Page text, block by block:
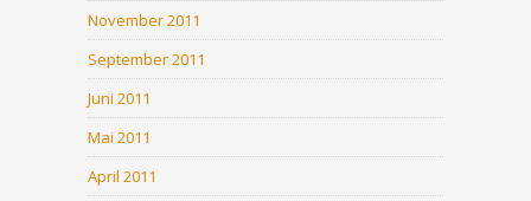
November 2011
September 2011
Juni 2011
Mai 2011
April 2011